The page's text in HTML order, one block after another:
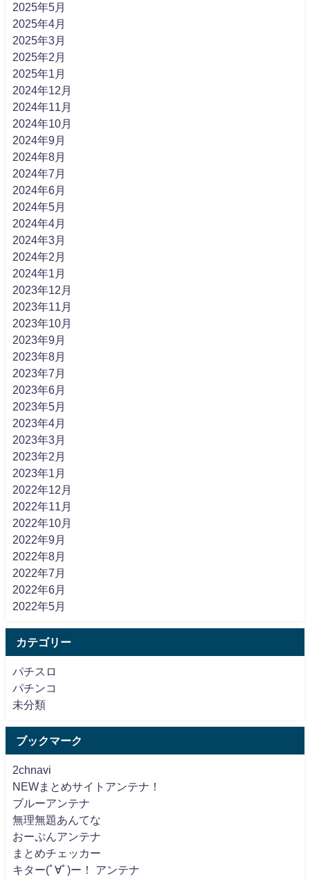
2025年5月
2025年4月
2025年3月
2025年2月
2025年1月
2024年12月
2024年11月
2024年10月
2024年9月
2024年8月
2024年7月
2024年6月
2024年5月
2024年4月
2024年3月
2024年2月
2024年1月
2023年12月
2023年11月
2023年10月
2023年9月
2023年8月
2023年7月
2023年6月
2023年5月
2023年4月
2023年3月
2023年2月
2023年1月
2022年12月
2022年11月
2022年10月
2022年9月
2022年8月
2022年7月
2022年6月
2022年5月
カテゴリー
パチスロ
パチンコ
未分類
ブックマーク
2chnavi
NEWまとめサイトアンテナ！
ブルーアンテナ
無理無題あんてな
おーぷんアンテナ
まとめチェッカー
キター(ﾟ∀ﾟ)ー！ アンテナ